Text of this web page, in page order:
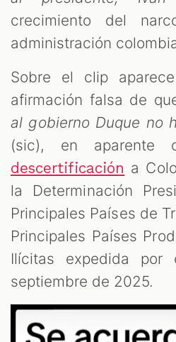
crecimiento del
administración
Sobre el clip
afirmación falsa de
al gobierno Duque no
(sic), en aparente
descertificación a
la Determinación
Principales Países de
Principales Países
Ilícitas expedida por
septiembre de 2025.